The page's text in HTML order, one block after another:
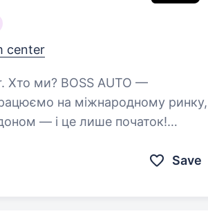
center
на міжнародному ринку,
— і це лише початок!
Save